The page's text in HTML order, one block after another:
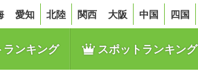
愛知 北陸 関西 大阪 中国 四国
ンキング スポットランキング